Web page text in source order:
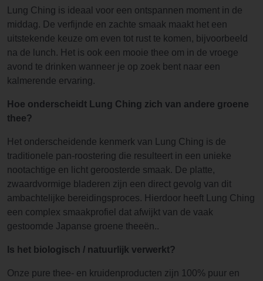
Lung Ching is ideaal voor een ontspannen moment in de
middag. De verfijnde en zachte smaak maakt het een
uitstekende keuze om even tot rust te komen, bijvoorbeeld
na de lunch. Het is ook een mooie thee om in de vroege
avond te drinken wanneer je op zoek bent naar een
kalmerende ervaring.
Hoe onderscheidt Lung Ching zich van andere groene
thee?
Het onderscheidende kenmerk van Lung Ching is de
traditionele pan-roostering die resulteert in een unieke
nootachtige en licht geroosterde smaak. De platte,
zwaardvormige bladeren zijn een direct gevolg van dit
ambachtelijke bereidingsproces. Hierdoor heeft Lung Ching
een complex smaakprofiel dat afwijkt van de vaak
gestoomde Japanse groene theeën..
Is het biologisch / natuurlijk verwerkt?
Onze pure thee- en kruidenproducten zijn 100% puur en